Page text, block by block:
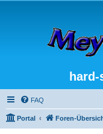
FAQ
Portal Foren-